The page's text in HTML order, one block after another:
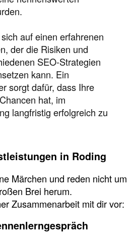
auf einen erfahrenen
der die Risiken und
SEO-Strategien
kann. Ein
sorgt dafür, dass Ihre
hat, im
langfristig erfolgreich zu
in Roding
Märchen und reden nicht um
Brei herum.
Zusammenarbeit mit dir vor: